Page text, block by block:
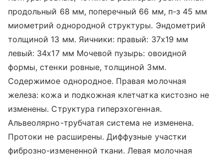
продольный 68 мм, поперечный 66 мм, п-з 45 мм
миометрий однородной структуры. Эндометрий
толщиной 13 мм. Яичники: правый: 37х19 мм
левый: 34х17 мм Мочевой пузырь: овоидной
формы, стенки ровные, толщиной 3мм.
Содержимое однородное. Правая молочная
железа: кожа и подкожная клетчатка кистозно не
изменены. Структура гиперэхогенная.
Альвеолярно-трубчатая система не изменена.
Протоки не расширены. Диффузные участки
фиброзно-измененной ткани. Левая молочная